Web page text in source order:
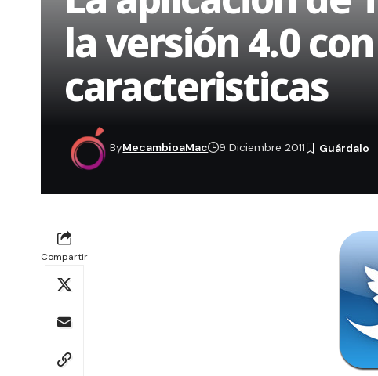
la versión 4.0
caracteristicas
ByMecambioaMac 9 Diciembre 2011
Compartir